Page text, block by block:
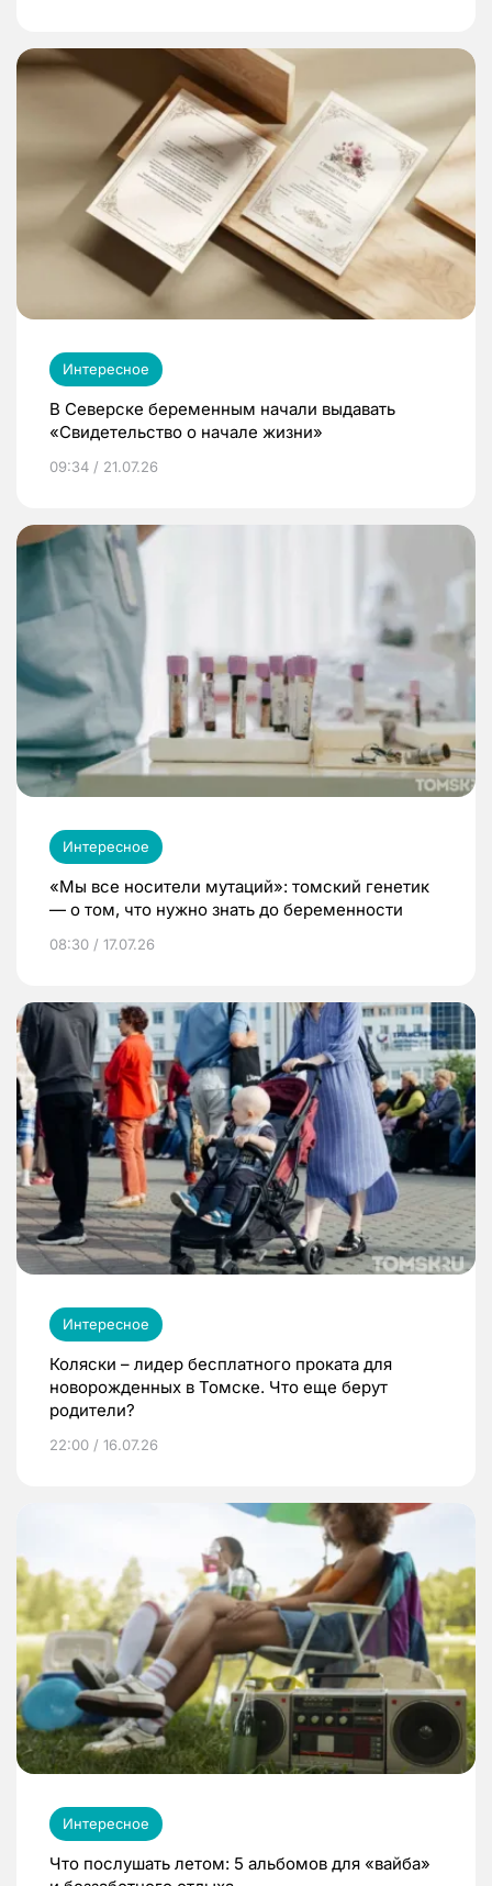
Интересное
В Северске беременным начали выдавать
«Свидетельство о начале жизни»
09:34 / 21.07.26
Интересное
«Мы все носители мутаций»: томский генетик
— о том, что нужно знать до беременности
08:30 / 17.07.26
Интересное
Коляски – лидер бесплатного проката для
новорожденных в Томске. Что еще берут
родители?
22:00 / 16.07.26
Интересное
Что послушать летом: 5 альбомов для «вайба»